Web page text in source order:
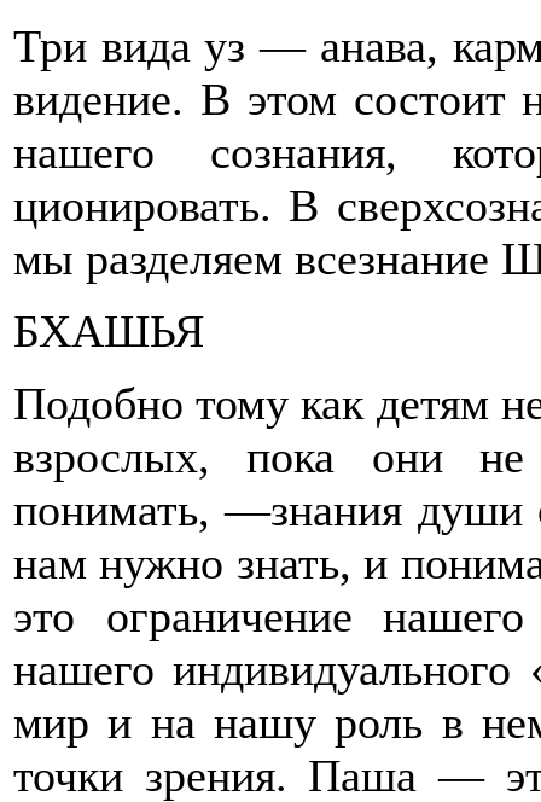
Три вида уз — анава,
видение. В этом состоит
нашего сознания,
ционировать. В
мы разделяем всезнание
БХАШЬЯ
Подобно тому как детям
взрослых, пока они
понимать, —знания души
нам нужно знать, и
это ограничение
нашего индивидуального
мир и на нашу роль в
точки зрения. Паша —